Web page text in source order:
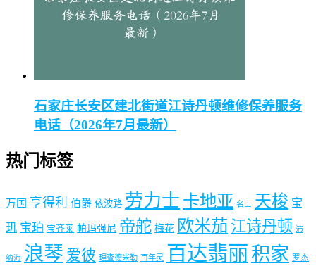
石家庄长安区建北街道江诗丹顿维修保养服务
电话（2026年7月最新）
热门标签
万国 亨得利 伯爵 依波路 劳力士 卡地亚 名士 天梭 宝
玑 宝珀 宝齐莱 帕玛强尼 帝舵 梅花 欧米茄 江诗丹顿 沛
纳海 浪琴 爱彼 理查德米勒 百年灵 百达翡丽 积家 罗杰